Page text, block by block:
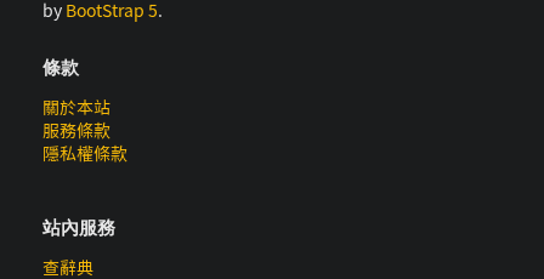
by BootStrap 5.
條款
關於本站
服務條款
隱私權條款
站內服務
查辭典